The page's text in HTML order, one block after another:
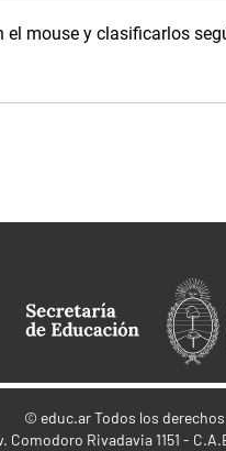
mouse y clasificarlos
© educ.arTodos los
Comodoro Rivadavia 1151 -